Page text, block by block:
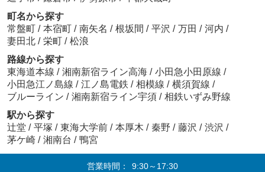
町名から探す
常盤町 / 本宿町 / 南矢名 / 根坂間 / 平沢 / 万田 / 河内 /
妻田北 / 栄町 / 松浪
路線から探す
東海道本線 / 湘南新宿ライン高海 / 小田急小田原線 /
小田急江ノ島線 / 江ノ島電鉄 / 相模線 / 横須賀線 /
ブルーライン / 湘南新宿ライン宇須 / 相鉄いずみ野線
駅から探す
辻堂 / 平塚 / 東海大学前 / 本厚木 / 秦野 / 藤沢 / 渋沢 /
茅ケ崎 / 湘南台 / 鴨宮
営業時間：
9:30～17:30